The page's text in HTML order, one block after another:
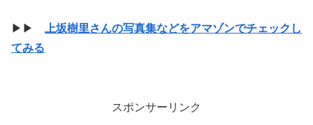
▶▶
上坂樹里さんの写真集などをアマゾンでチェックし
てみる
スポンサーリンク